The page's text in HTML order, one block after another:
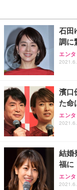
ュチ
￥
ワー
能
務用
ワー
能 人
務用
ッシ
ス圧
￥
【純
フッ
【整
ー フ
ort/
【
グモ
x2袋
￥
ネオ
り 単
限定
超厚
アイ
ュラ
石田
調に
エン
濱口
た命
エン
結婚
福に
エン